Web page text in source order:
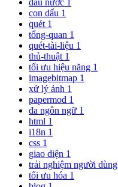
con dấu 1
quét 1
tổng-quan 1
quét-tài-liệu 1
thủ-thuật 1
tối ưu hiệu năng 1
imagebitmap 1
xử lý ảnh 1
papermod 1
đa ngôn ngữ 1
html 1
i18n 1
css 1
giao diện 1
trải nghiệm người dùng
tối ưu hóa 1